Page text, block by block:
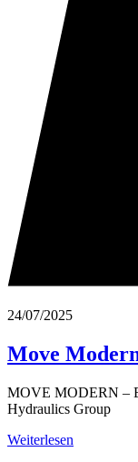
24/07/2025
Move
MOVE MODERN –
Hydraulics Group
Weiterlesen